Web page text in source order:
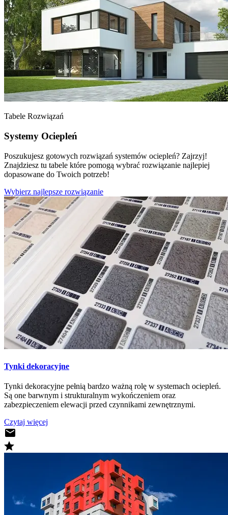
Tabele Rozwiązań
Systemy Ociepleń
Poszukujesz gotowych rozwiązań systemów ociepleń? Zajrzyj!
Znajdziesz tu tabele które pomogą wybrać rozwiązanie najlepiej
dopasowane do Twoich potrzeb!
Wybierz najlepsze rozwiązanie
Tynki dekoracyjne
Tynki dekoracyjne pełnią bardzo ważną rolę w systemach ociepleń.
Są one barwnym i strukturalnym wykończeniem oraz
zabezpieczeniem elewacji przed czynnikami zewnętrznymi.
Czytaj więcej